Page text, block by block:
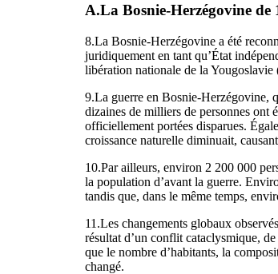
A.La Bosnie-Herzégovine de
8.La Bosnie-Herzégovine a été
juridiquement en tant qu’État
libération nationale de la
9.La guerre en Bosnie-Herzégovine,
dizaines de milliers de personnes ont
officiellement portées disparues.
croissance naturelle diminuait,
10.Par ailleurs, environ 2 200 000
la population d’avant la guerre.
tandis que, dans le même temps,
11.Les changements globaux
résultat d’un conflit cataclysmique,
que le nombre d’habitants, la
changé.